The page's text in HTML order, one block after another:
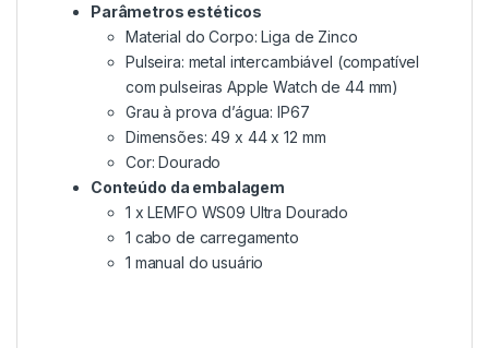
Parâmetros estéticos
Material do Corpo: Liga de Zinco
Pulseira: metal intercambiável (compatível
com pulseiras Apple Watch de 44 mm)
Grau à prova d’água: IP67
Dimensões: 49 x 44 x 12 mm
Cor: Dourado
Conteúdo da embalagem
1 x LEMFO WS09 Ultra Dourado
1 cabo de carregamento
1 manual do usuário